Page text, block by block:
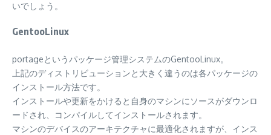
いでしょう。
GentooLinux
portageというパッケージ管理システムのGentooLinux。
上記のディストリビューションと大きく違うのは各パッケージの
インストール方法です。
インストールや更新をかけると自身のマシンにソースがダウンロ
ードされ、コンパイルしてインストールされます。
マシンのデバイスのアーキテクチャに最適化されますが、インス